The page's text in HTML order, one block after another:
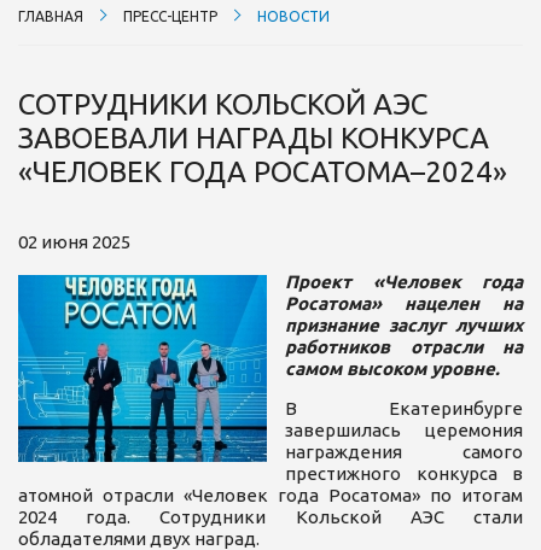
ГЛАВНАЯ ПРЕСС-ЦЕНТР НОВОСТИ
СОТРУДНИКИ КОЛЬСКОЙ АЭС
ЗАВОЕВАЛИ НАГРАДЫ КОНКУРСА
«ЧЕЛОВЕК ГОДА РОСАТОМА–2024»
02 июня 2025
Проект «Человек года
Росатома» нацелен на
признание заслуг лучших
работников отрасли на
самом высоком уровне.
В Екатеринбурге
завершилась церемония
награждения самого
престижного конкурса в
атомной отрасли «Человек года Росатома» по итогам
2024 года. Сотрудники Кольской АЭС стали
обладателями двух наград.